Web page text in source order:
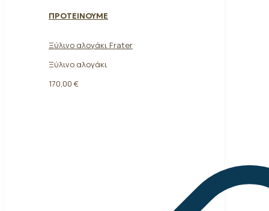
ΠΡΟΤΕΙΝΟΥΜΕ
Ξύλινο αλογάκι Frater
Ξύλινο αλογάκι
170,00 €